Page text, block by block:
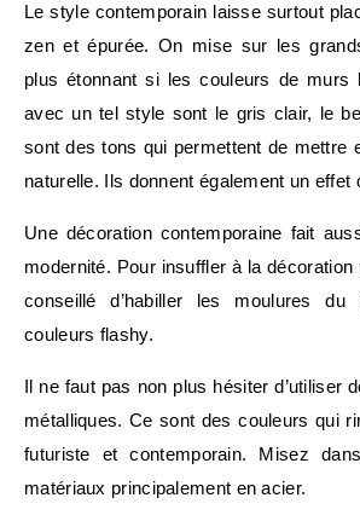
Le style contemporain laisse surtout
zen et épurée. On mise sur les
plus étonnant si les couleurs de murs
avec un tel style sont le gris clair, le
sont des tons qui permettent de mettre
naturelle. Ils donnent également un effet
Une décoration contemporaine fait
modernité. Pour insuffler à la
conseillé d’habiller les moulures
couleurs flashy.
Il ne faut pas non plus hésiter d’utiliser
métalliques. Ce sont des couleurs qui
futuriste et contemporain. Misez
matériaux principalement en acier.